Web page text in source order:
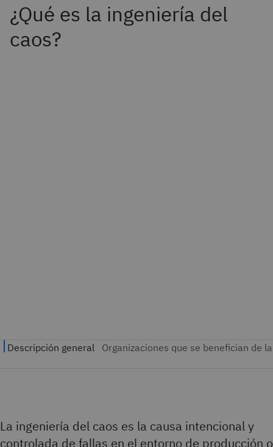
¿Qué es la ingeniería del
caos?
La ingeniería del caos es la causa intencional y
controlada de fallas en el entorno de producción o